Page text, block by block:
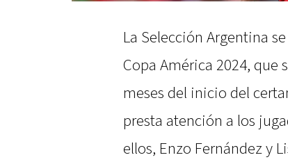
La Selección Argentina
Copa América 2024, que
meses del inicio del
presta atención a los
ellos, Enzo Fernández y